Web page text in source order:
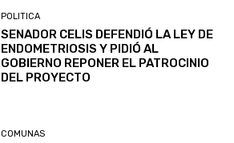
POLITICA
SENADOR CELIS DEFENDIÓ LA LEY DE
ENDOMETRIOSIS Y PIDIÓ AL
GOBIERNO REPONER EL PATROCINIO
DEL PROYECTO
COMUNAS